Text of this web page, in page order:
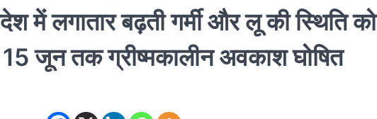
लगातार बढ़ती गर्मी और लू की स्थिति को
जून तक ग्रीष्मकालीन अवकाश घोषित